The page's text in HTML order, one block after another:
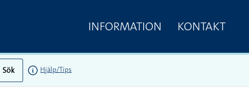
INFORMATION KONTAKT
Sök Hjälp/Tips